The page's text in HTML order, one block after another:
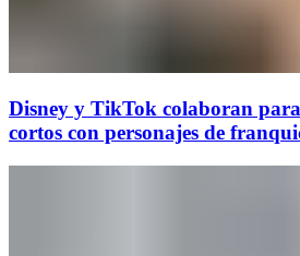
Disney y TikTok colaboran
cortos con personajes de